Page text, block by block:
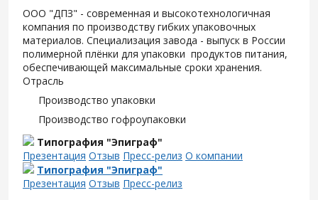
ООО "ДПЗ" - современная и высокотехнологичная
компания по производству гибких упаковочных
материалов. Специализация завода - выпуск в России
полимерной плёнки для упаковки продуктов питания,
обеспечивающей максимальные сроки хранения.
Отрасль
Производство упаковки
Производство гофроупаковки
Типография "Эпиграф"
Презентация Отзыв Пресс-релиз О компании
Типография "Эпиграф"
Презентация Отзыв Пресс-релиз